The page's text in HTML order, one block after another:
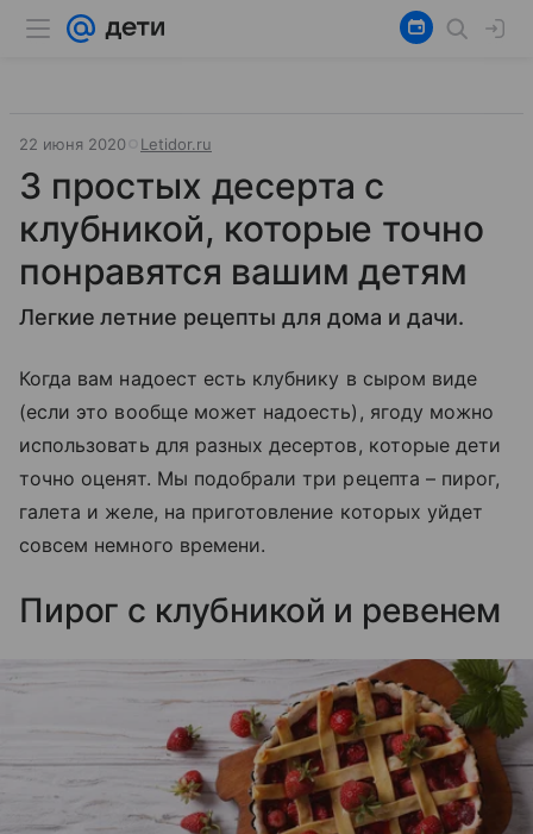
22 июня 2020 Letidor.ru
3 простых десерта с
клубникой, которые точно
понравятся вашим детям
Легкие летние рецепты для дома и дачи.
Когда вам надоест есть клубнику в сыром виде
(если это вообще может надоесть), ягоду можно
использовать для разных десертов, которые дети
точно оценят. Мы подобрали три рецепта – пирог,
галета и желе, на приготовление которых уйдет
совсем немного времени.
Пирог с клубникой и ревенем